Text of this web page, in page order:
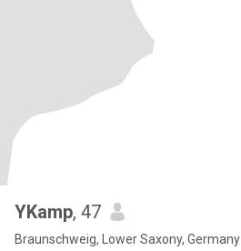
YKamp, 47
Braunschweig, Lower Saxony, Germany